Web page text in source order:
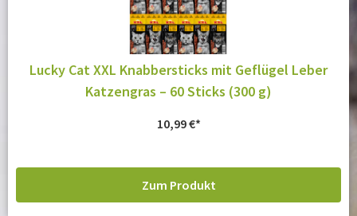
Lucky Cat XXL Knabbersticks mit Geflügel Leber
Katzengras – 60 Sticks (300 g)
10,99€
Zum Produkt